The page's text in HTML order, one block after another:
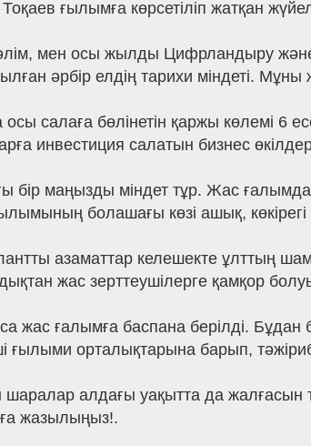
ғылымға көрсетіліп жатқан
мен осы жылды Цифрландыру
әрбір елдің тарихи міндеті.
осы салаға бөлінетін қаржы көлемі 6
инвестиция салатын бизнес
бір маңызды міндет тұр. Жас
болашағы көзі ашық,
азаматтар келешекте ұлттың
жас зерттеушілерге қамқор
жас ғалымға баспана берілді.
ғылыми орталықтарына барып,
алдағы уақытта да
жазылыңыз!.